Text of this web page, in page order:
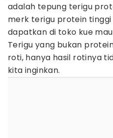
adalah tepung terigu
merk terigu protein tinggi
dapatkan di toko kue
Terigu yang bukan
roti, hanya hasil rotinya
kita inginkan.